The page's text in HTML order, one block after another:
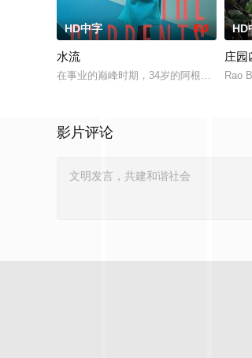
HD中字 5.0
水流
在事业的巅峰时期，34岁的阿根廷造型师
HD
庄园
Rao
影片评论